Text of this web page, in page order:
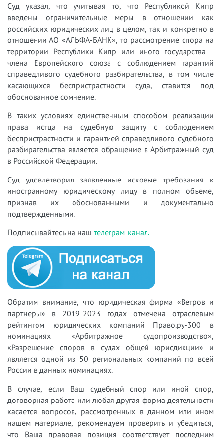
Суд указал, что учитывая то, что Республикой Кипр
введены ограничительные меры в отношении как
российских юридических лиц в целом, так и конкретно в
отношении АО «АЛЬФА-БАНК», то рассмотрение спора на
территории Республики Кипр или иного государства -
члена Европейского союза с соблюдением гарантий
справедливого судебного разбирательства, в том числе
касающихся беспристрастности суда, ставится под
обоснованное сомнение.
В таких условиях единственным способом реализации
права истца на судебную защиту с соблюдением
беспристрастности и гарантией справедливого судебного
разбирательства является обращение в Арбитражный суд
в Российской Федерации.
Суд удовлетворил заявленные исковые требования к
иностранному юридическому лицу в полном объеме,
признав их обоснованными и документально
подтвержденными.
Подписывайтесь на наш телеграм-канал.
Обратим внимание, что юридическая фирма «Ветров и
партнеры» в 2019-2023 годах отмечена отраслевым
рейтингом юридических компаний Право.ру-300 в
номинациях «Арбитражное судопроизводство»,
«Разрешение споров в судах общей юрисдикции» и
является одной из 50 региональных компаний по всей
России в данных номинациях.
В случае, если Ваш судебный спор или иной спор,
договорная работа или любая другая форма деятельности
касается вопросов, рассмотренных в данном или ином
нашем материале, рекомендуем проверить и убедиться,
что Ваша правовая позиция соответствует последним